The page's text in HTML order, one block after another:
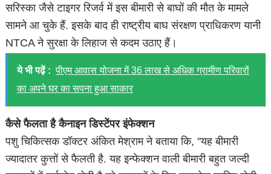
सरिस्का जैसे टाइगर रिजर्व में इस बीमारी से बाघों की मौत के मामले
सामने आ चुके हैं. इसके बाद ही राष्ट्रीय बाघ संरक्षण प्राधिकरण यानी
NTCA ने सुरक्षा के लिहाज से कदम उठाए हैं।
ये भी पढ़ें : पीएम आवास योजना में 36 लाख से अधिक ग्रामीण परिवारों
का अपने घर का सपना हुआ साकार
कैसे फैलता है कैनाइन डिस्टेंपर इंफेक्शन
पशु चिकित्सक डॉक्टर अंकित मेश्राम ने बताया कि, ''यह बीमारी
ज्यादातर कुत्तों से फैलती है. यह इन्फेक्शन वाली बीमारी बहुत जल्दी